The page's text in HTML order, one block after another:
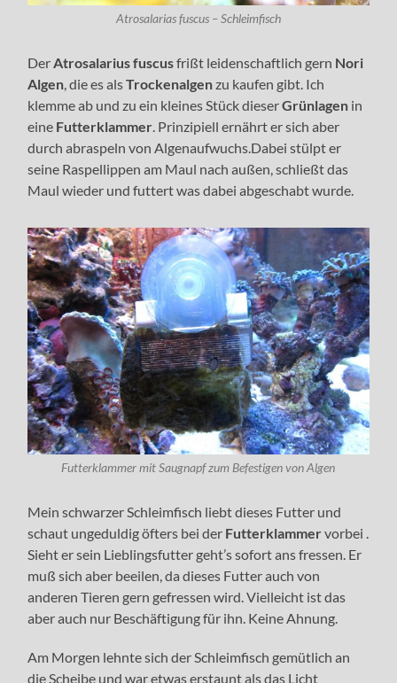
Atrosalarias fuscus – Schleimfisch
Der Atrosalariusfuscusfrißt leidenschaftlich gern Nori
Algen , die es alsTrockenalgenzu kaufen gibt. Ich
klemme ab und zu ein kleines Stück dieserGrünlagen in
eine Futterklammer . Prinzipiell ernährt er sich aber
durch abraspeln von Algenaufwuchs.Dabei stülpt er
seine Raspellippen am Maul nach außen, schließt das
Maul wieder und futtert was dabei abgeschabt wurde.
Futterklammer mit Saugnapf zum Befestigen von Algen
Mein schwarzer Schleimfisch liebt dieses Futter und
schaut ungeduldig öfters bei der Futterklammervorbei .
Sieht er sein Lieblingsfutter geht’s sofort ans fressen. Er
muß sich aber beeilen, da dieses Futter auch von
anderen Tieren gern gefressen wird. Vielleicht ist das
aber auch nur Beschäftigung für ihn. Keine Ahnung.
Am Morgen lehnte sich der Schleimfisch gemütlich an
die Scheibe und war etwas erstaunt als das Licht